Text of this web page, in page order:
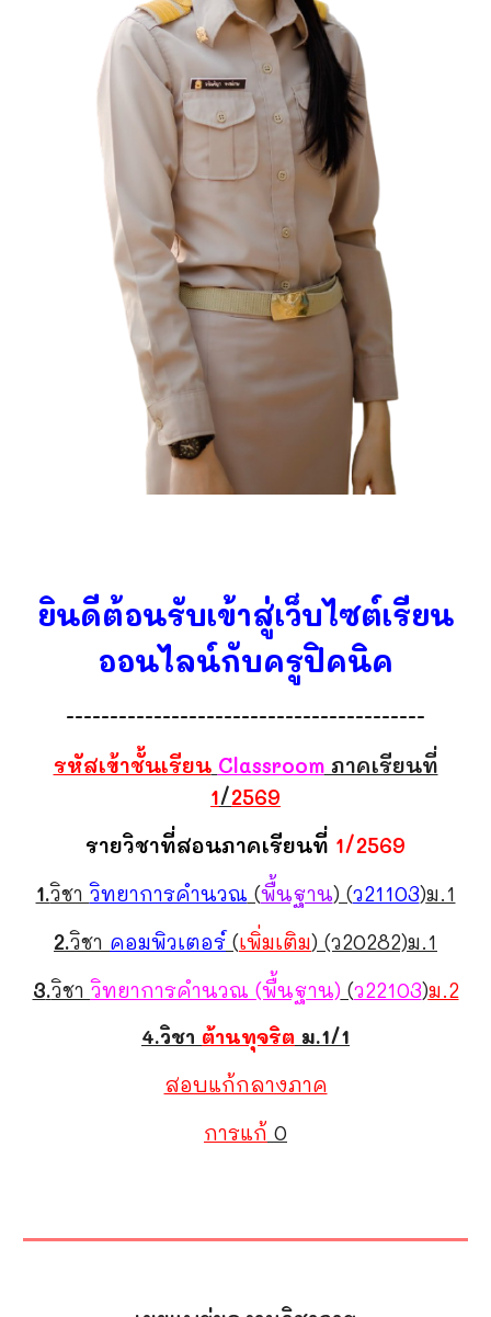
ยินดีต้อนรับเข้าสู่เว็บไซต์เรียน
ออนไลน์กับครูปิคนิค
-----------------------------------------
รหัสเข้าชั้นเรียน Classroomภาคเรียนที่
1/2569
รายวิชาที่สอนภาคเรียนที่ 1/2569
1.วิชาวิทยาการคำนวณ (พื้นฐาน) (ว21103)ม.1
2.วิชา คอมพิวเตอร์(เพิ่มเติม) (ว20282)ม.1
3.วิชาวิทยาการคำนวณ (พื้นฐาน)(ว22103)ม.2
4.วิชา ต้านทุจริต ม.1/1
สอบแก้กลางภาค
การแก้ 0